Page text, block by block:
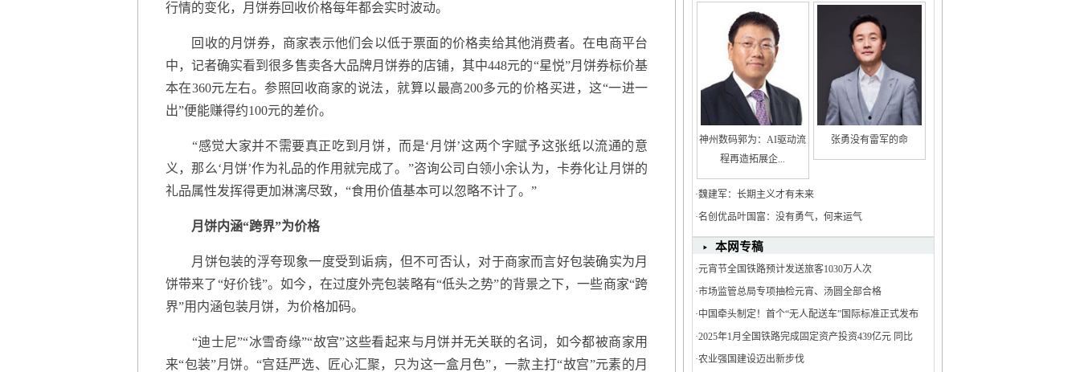
行情的变化，月饼券回收价格每年都会实时波动。
回收的月饼券，商家表示他们会以低于票面的价格卖给其他消费者。在电商平台
中，记者确实看到很多售卖各大品牌月饼券的店铺，其中448元的“星悦”月饼券标价基
本在360元左右。参照回收商家的说法，就算以最高200多元的价格买进，这“一进一
出”便能赚得约100元的差价。
“感觉大家并不需要真正吃到月饼，而是‘月饼’这两个字赋予这张纸以流通的意
义，那么‘月饼’作为礼品的作用就完成了。”咨询公司白领小余认为，卡券化让月饼的
礼品属性发挥得更加淋漓尽致，“食用价值基本可以忽略不计了。”
月饼内涵“跨界”为价格
月饼包装的浮夸现象一度受到诟病，但不可否认，对于商家而言好包装确实为月
饼带来了“好价钱”。如今，在过度外壳包装略有“低头之势”的背景之下，一些商家“跨
界”用内涵包装月饼，为价格加码。
“迪士尼”“冰雪奇缘”“故宫”这些看起来与月饼并无关联的名词，如今都被商家用
来“包装”月饼。“宫廷严选、匠心汇聚，只为这一盒月色”，一款主打“故宫”元素的月
神州数码郭为：AI驱动流
程再造拓展企...
张勇没有雷军的命
·魏建军：长期主义才有未来
·名创优品叶国富：没有勇气，何来运气
本网专稿
·元宵节全国铁路预计发送旅客1030万人次
·市场监管总局专项抽检元宵、汤圆全部合格
·中国牵头制定！首个“无人配送车”国际标准正式发布
·2025年1月全国铁路完成固定资产投资439亿元 同比
增长3.7%
·农业强国建设迈出新步伐